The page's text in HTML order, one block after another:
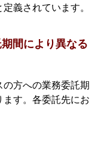
義されています。
間により異なる
方への業務委託期
ます。各委託先にお